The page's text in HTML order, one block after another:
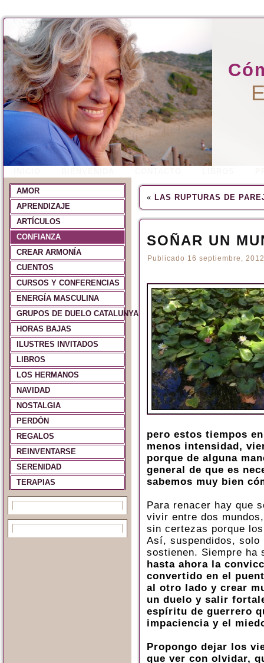
AMOR
APRENDIZAJE
ARTÍCULOS
CONFIANZA
CREAR ARMONÍA
CUENTOS
CURSOS Y CONFERENCIAS
ENERGÍA MASCULINA
GRUPOS DE DUELO CATALUNYA Y ESPAÑA
HORAS BAJAS
ILUSTRES INVITADOS
LIBROS
LOS HERMANOS
NAVIDAD
NOSTALGIA
PERDÓN
REGALOS
REINVENTARSE
SERENIDAD
TERAPIAS
« LAS RUPTURAS DE
SOÑAR UN
Publicado 16 septiembre, 2012
pero estos tiempos
menos intensidad,
porque de alguna
general de que es
sabemos muy bien
Para renacer hay que
vivir entre dos
sin certezas porque
Así, suspendidos, solo
sostienen. Siempre
hasta ahora la
convertido en el
al otro lado y crear
un duelo y salir
espíritu de guerrero
impaciencia y el
Propongo dejar los
que ver con olvidar,